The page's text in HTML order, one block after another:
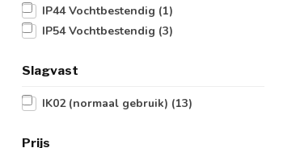
IP44 Vochtbestendig (1)
IP54 Vochtbestendig (3)
Slagvast
IK02 (normaal gebruik) (13)
Prijs